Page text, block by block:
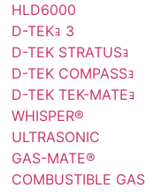
HLD6000
D-TEKｮ 3
D-TEK STRATUSｮ
D-TEK COMPASSｮ
D-TEK TEK-MATEｮ
WHISPER®
ULTRASONIC
GAS-MATE®
COMBUSTIBLE GAS